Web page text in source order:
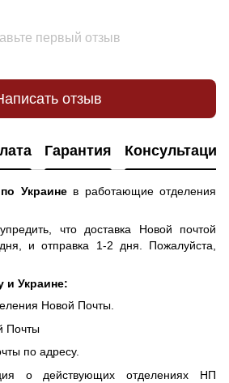
первый отзыв
отзыв
Гарантия Консультация
Украине в работающие отделения
что доставка Новой почтой
и отправка 1-2 дня. Пожалуйста,
и Украине:
Новой Почты.
Почты
по адресу.
о действующих отделениях НП